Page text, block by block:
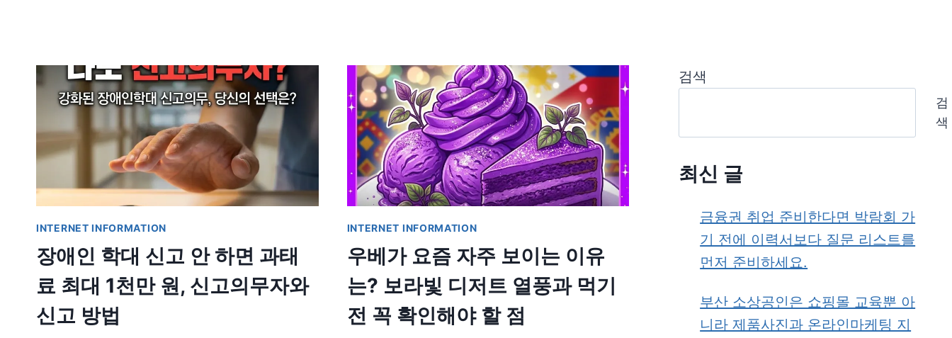
INTERNET INFORMATION
장애인 학대 신고 안 하면 과태
료 최대 1천만 원, 신고의무자와
신고 방법
INTERNET INFORMATION
우베가 요즘 자주 보이는 이유
는? 보라빛 디저트 열풍과 먹기
전 꼭 확인해야 할 점
검색
검
색
최신 글
금융권 취업 준비한다면 박람회 가
기 전에 이력서보다 질문 리스트를
먼저 준비하세요.
부산 소상공인은 쇼핑몰 교육뿐 아
니라 제품사진과 온라인마케팅 지